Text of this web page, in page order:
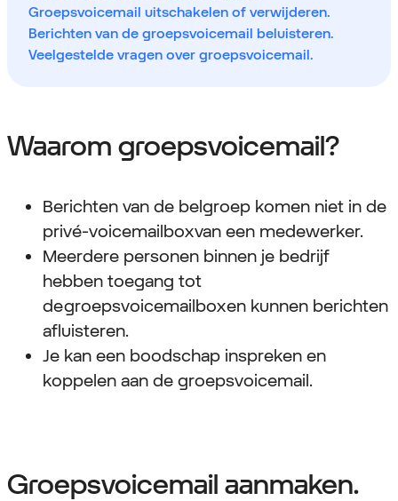
Groepsvoicemail uitschakelen of verwijderen.
Berichten van de groepsvoicemail beluisteren.
Veelgestelde vragen over groepsvoicemail.
Waarom groepsvoicemail?
Berichten van de belgroep komen niet in de
privé-voicemailbox van een medewerker.
Meerdere personen binnen je bedrijf
hebben toegang tot
de groepsvoicemailbox en kunnen berichten
afluisteren.
Je kan een boodschap inspreken en
koppelen aan de groepsvoicemail.
Groepsvoicemail aanmaken.